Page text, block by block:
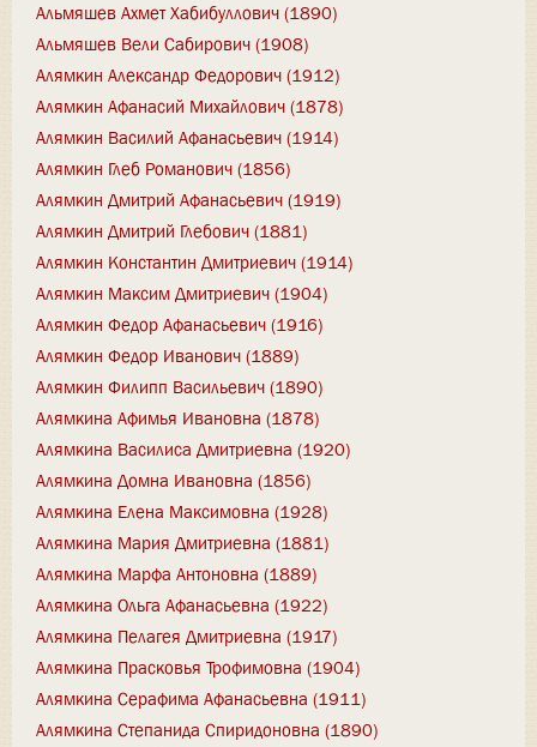
Альмяшев Ахмет Хабибуллович (1890)
Альмяшев Вели Сабирович (1908)
Алямкин Александр Федорович (1912)
Алямкин Афанасий Михайлович (1878)
Алямкин Василий Афанасьевич (1914)
Алямкин Глеб Романович (1856)
Алямкин Дмитрий Афанасьевич (1919)
Алямкин Дмитрий Глебович (1881)
Алямкин Константин Дмитриевич (1914)
Алямкин Максим Дмитриевич (1904)
Алямкин Федор Афанасьевич (1916)
Алямкин Федор Иванович (1889)
Алямкин Филипп Васильевич (1890)
Алямкина Афимья Ивановна (1878)
Алямкина Василиса Дмитриевна (1920)
Алямкина Домна Ивановна (1856)
Алямкина Елена Максимовна (1928)
Алямкина Мария Дмитриевна (1881)
Алямкина Марфа Антоновна (1889)
Алямкина Ольга Афанасьевна (1922)
Алямкина Пелагея Дмитриевна (1917)
Алямкина Прасковья Трофимовна (1904)
Алямкина Серафима Афанасьевна (1911)
Алямкина Степанида Спиридоновна (1890)